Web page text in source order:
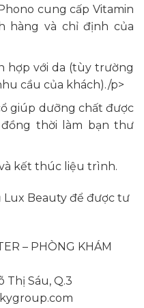
cung cấp Vitamin
hàng và chỉ định của
hợp với da (tùy trường
cầu của khách)./p>
giúp dưỡng chất được
thời làm bạn thư
kết thúc liệu trình.
Lux Beauty để được tư
– PHÒNG KHÁM
Thị Sáu, Q.3